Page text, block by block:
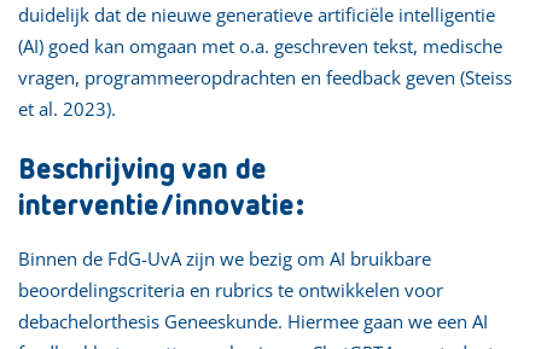
duidelijk dat de nieuwe generatieve artificiële intelligentie
(AI) goed kan omgaan met o.a. geschreven tekst, medische
vragen, programmeeropdrachten en feedback geven (Steiss
et al. 2023).
Beschrijving van de
interventie/innovatie:
Binnen de FdG-UvA zijn we bezig om AI bruikbare
beoordelingscriteria en rubrics te ontwikkelen voor
debachelorthesis Geneeskunde. Hiermee gaan we een AI